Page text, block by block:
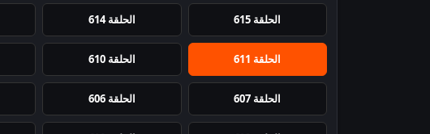
الحلقة 615 الحلقة 614
الحلقة 611 الحلقة 610
الحلقة 607 الحلقة 606